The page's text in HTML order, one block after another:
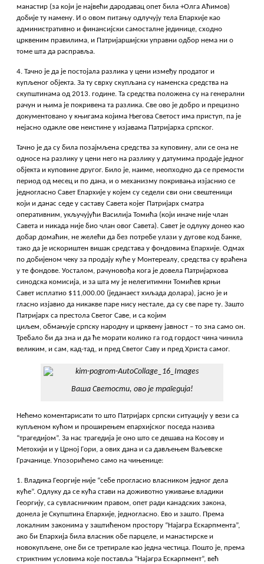
манастир (за који је највећи дародавац опет била +Олга Аћимов)
добије ту намену. И о овом питању одлучују тела Епархије као
административно и финансијски самосталне јединице, сходно
црквеним правилима, и Патријаршијски управни одбор нема ни о
томе шта да расправља.
4. Тачно је да је постојала разлика у цени између продатог и
купљеног објекта. За ту сврху скупљана су наменска средства на
скупштинама од 2013. године. Та средства положена су на генерални
рачун и њима је покривена та разлика. Све ово је добро и прецизно
документовано у књигама којима Његова Светост има приступ, па је
нејасно одакле ове неистине у изјавама Патријарха српског.
Тачно је да су била позајмљена средства за куповину, али се она не
односе на разлику у цени него на разлику у датумима продаје једног
објекта и куповине другог. Било је, наиме, неопходно да се премости
период од месец и по дана, и о механизму покривања изјаснио се
једногласно Савет Епархије у којем су седели сви они свештеници
који и данас седе у саставу Савета којег Патријарх сматра
оперативним, укључујући Василија Томића (који иначе није члан
Савета и никада није био члан овог Савета). Савет је одлуку донео као
добар домаћин, не желећи да без потребе улази у дугове код банке,
тако да је искориштен вишак средстава у фондовима Епархије. Одмах
по добијеном чеку за продају куће у Монтереалу, средства су враћена
у те фондове. Уосталом, рачуновођа кога је довела Патријархова
синодска комисија, и за шта му је нелегитимни Томићев крњи
Савет исплатио $11,000.00 (једанаест хиљада долара), јасно је и
гласно изјавио да никакве паре нису нестале, да су све паре ту. Зашто
Патријарх са престола Светог Саве, и са којим
циљем, обмањује српску народну и црквену јавност – то зна само он.
Требало би да зна и да ће морати колико га год гордост чина чинила
великим, и сам, кад-тад, и пред Светог Саву и пред Христа самог.
Ваша Светости, ово је трагедија!
Нећемо коментарисати то што Патријарх српски ситуацију у вези са
купљеном кућом и проширењем епархијског поседа назива
“трагедијом”. За нас трагедија је оно што се дешава на Косову и
Метохији и у Црној Гори, а ових дана и са дављењем Ваљевске
Грачанице. Упозорићемо само на чињенице:
1. Владика Георгије није “себе прогласио власником једног дела
куће”. Одлуку да се кућа стави на доживотно уживање владики
Георгију, са сувласничким правом, опет ради канадских закона,
донела је Скупштина Епархије, једногласно. Ево и зашто. Према
локалним законима у заштићеном простору “Најагра Ескарпмента”,
ако би Епархија била власник обе парцеле, и манастирске и
новокупљене, оне би се третирале као једна честица. Пошто је, према
стриктним условима које поставља “Најагра Ескарпмент”, већ